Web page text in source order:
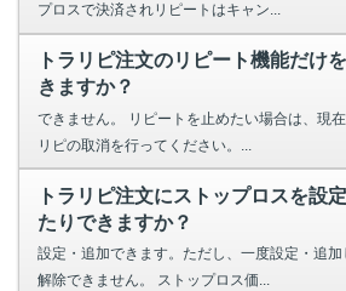
プロスで決済されリピートはキャン...
トラリピ注文のリピート機能だけ
きますか？
できません。 リピートを止めたい場合は、現
リピの取消を行ってください。...
トラリピ注文にストップロスを設
たりできますか？
設定・追加できます。ただし、一度設定・追
解除できません。 ストップロス価...